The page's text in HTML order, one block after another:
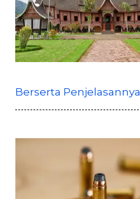
Berserta Penjelasannya